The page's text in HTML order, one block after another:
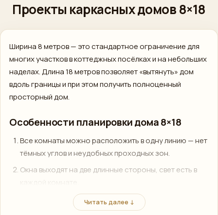
Проекты каркасных домов 8×18
Ширина 8 метров — это стандартное ограничение для
многих участков в коттеджных посёлках и на небольших
наделах. Длина 18 метров позволяет «вытянуть» дом
вдоль границы и при этом получить полноценный
просторный дом.
Особенности планировки дома 8×18
Все комнаты можно расположить в одну линию — нет
тёмных углов и неудобных проходных зон.
Окна выходят на две длинные стороны, свет есть в
Можно сделать два входа: с лицевой стороны и со
Читать далее ↓
ПН–ПТ 09:00–18:00 ›